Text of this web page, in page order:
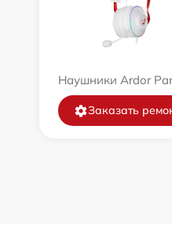
Наушники Ardor
Заказать